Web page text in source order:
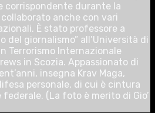
corrispondente durante la
anche con vari
È stato professore a
del giornalismo” all’Università di
Terrorismo Internazionale
in Scozia. Appassionato di
insegna Krav Maga,
personale, di cui è cintura
(La foto è merito di Gio’